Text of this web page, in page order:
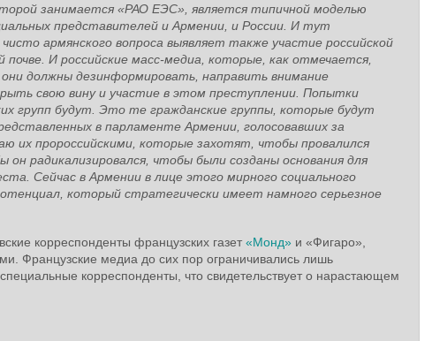
занимается «РАО ЕЭС», является типичной моделью
представителей и Армении, и России. И тут
армянского вопроса выявляет также участие российской
И российские масс-медиа, которые, как отмечается,
должны дезинформировать, направить внимание
свою вину и участие в этом преступлении. Попытки
групп будут. Это те гражданские группы, которые будут
в парламенте Армении, голосовавших за
их пророссийскими, которые захотят, чтобы провалился
радикализировался, чтобы были созданы основания для
Сейчас в Армении в лице этого мирного социального
который стратегически имеет намного серьезное
корреспонденты французских газет «Монд» и «Фигаро»,
Французские медиа до сих пор ограничивались лишь
корреспонденты, что свидетельствует о нарастающем